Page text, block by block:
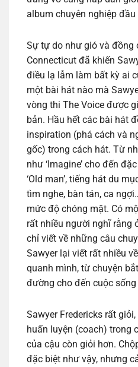
album chuyên nghiệp đầu
Sự tự do như gió và đồng
Connecticut đã khiến
điều lạ lẫm làm bất kỳ ai
một bài hát nào mà
vòng thi The Voice được
bản. Hầu hết các bài hát
inspiration (phá cách và
gốc) trong cách hát. Từ
như ‘Imagine’ cho đến
‘Old man’, tiếng hát du
tìm nghe, bàn tán, ca
mức độ chóng mặt. Có
rất nhiều người nghĩ rằng
chỉ viết về những câu
Sawyer lại viết rất nhiều
quanh mình, từ chuyện
đường cho đến cuộc
Sawyer Fredericks rất
huấn luyện (coach) trong
của cậu còn giỏi hơn.
đặc biệt như vậy, nhưng